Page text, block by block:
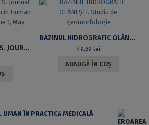
HUMAN GEOGRAPHIES. JOURNAL OF STUDIES AND RESEARCH IN HUMAN GEOGRAPHY. VOL.6, ISSUE 1, MAY 2012
BAZINUL HIDROGRAFIC OLĂNEȘTI. STUDIU DE GEOMORFOLOGIE
49,69 lei
ADAUGĂ ÎN COȘ
UMAN ÎN PRACTICA MEDICALĂ